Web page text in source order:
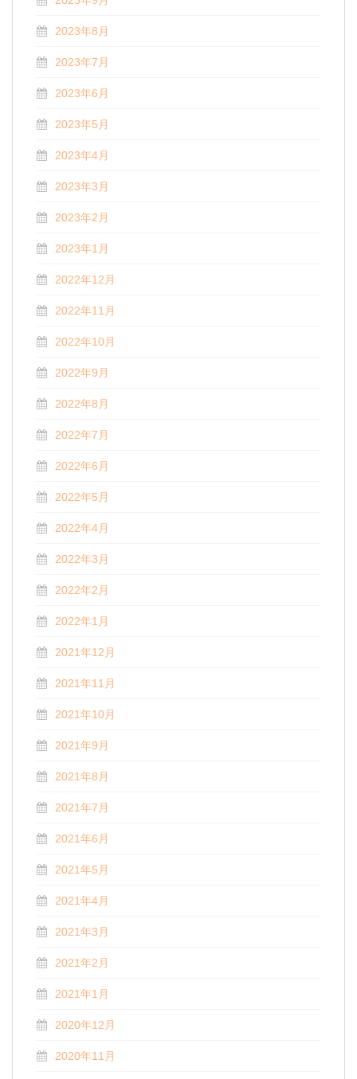
2023年8月
2023年7月
2023年6月
2023年5月
2023年4月
2023年3月
2023年2月
2023年1月
2022年12月
2022年11月
2022年10月
2022年9月
2022年8月
2022年7月
2022年6月
2022年5月
2022年4月
2022年3月
2022年2月
2022年1月
2021年12月
2021年11月
2021年10月
2021年9月
2021年8月
2021年7月
2021年6月
2021年5月
2021年4月
2021年3月
2021年2月
2021年1月
2020年12月
2020年11月